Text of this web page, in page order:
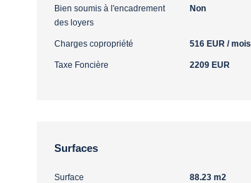
Bien soumis à l'encadrement
des loyers
Non
Charges copropriété 516 EUR / mois
Taxe Foncière 2209 EUR
Surfaces
Surface 88.23 m2